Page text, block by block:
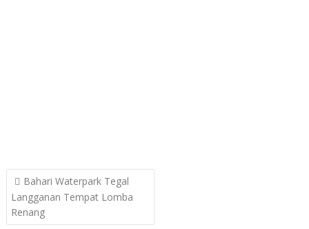
Post
navigation
Bahari Waterpark Tegal
Langganan Tempat Lomba
Renang